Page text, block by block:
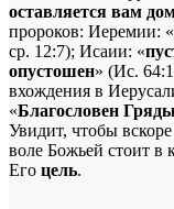
оставляется вам
пророков: Иеремии: «
ср. 12:7); Исаии: «
опустошен» (Ис.
вхождения в
«Благословен
Увидит, чтобы
воле Божьей стоит в
Его цель.